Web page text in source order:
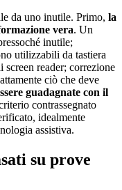
da uno inutile. Primo, la
vera. Un
inutile;
utilizzabili da tastiera
screen reader; correzione
ciò che deve
guadagnate con il
contrassegnato
idealmente
assistiva.
su prove